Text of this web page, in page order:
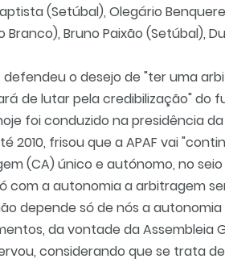
(Setúbal), Olegário
Branco), Bruno Paixão (Setúbal),
defendeu o desejo de "ter uma
de lutar pela credibilização" do
foi conduzido na presidência
2010, frisou que a APAF vai
(CA) único e autónomo, no
com a autonomia a arbitragem
depende só de nós a
da vontade da Assembleia
considerando que se trata